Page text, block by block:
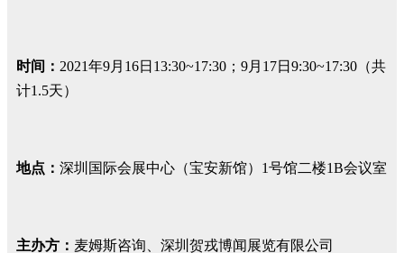
时间： 2021年9月16日13:30~17:30；9月17日9:30~17:30（共
计1.5天）
地点： 深圳国际会展中心（宝安新馆）1号馆二楼1B会议室
主办方： 麦姆斯咨询、深圳贺戎博闻展览有限公司